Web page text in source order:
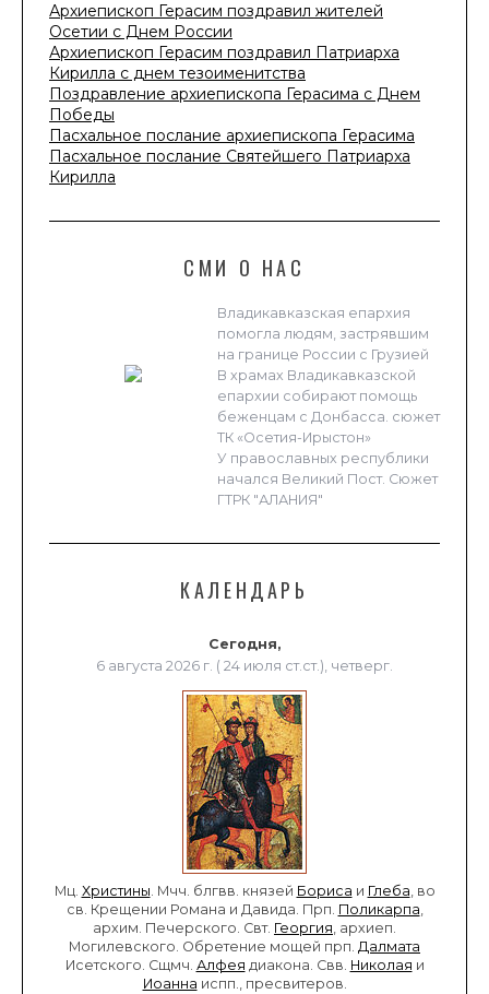
Архиепископ Герасим поздравил жителей
Осетии с Днем России
Архиепископ Герасим поздравил Патриарха
Кирилла с днем тезоименитства
Поздравление архиепископа Герасима с Днем
Победы
Пасхальное послание архиепископа Герасима
Пасхальное послание Святейшего Патриарха
Кирилла
СМИ О НАС
Владикавказская епархия
помогла людям, застрявшим
на границе России с Грузией
В храмах Владикавказской
епархии собирают помощь
беженцам с Донбасса. сюжет
ТК «Осетия-Ирыстон»
У православных республики
начался Великий Пост. Сюжет
ГТРК "АЛАНИЯ"
КАЛЕНДАРЬ
Сегодня,
6 августа 2026 г. ( 24 июля ст.ст.), четверг.
Мц. Христины. Мчч. блгвв. князей Бориса и Глеба, во
св. Крещении Романа и Давида. Прп. Поликарпа,
архим. Печерского. Свт. Георгия, архиеп.
Могилевского. Обретение мощей прп. Далмата
Исетского. Сщмч. Алфея диакона. Свв. Николая и
Иоанна испп., пресвитеров.